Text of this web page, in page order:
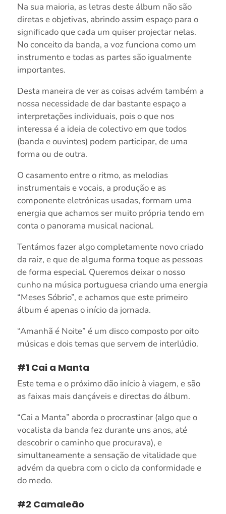
Na sua maioria, as letras deste álbum não são
diretas e objetivas, abrindo assim espaço para o
significado que cada um quiser projectar nelas.
No conceito da banda, a voz funciona como um
instrumento e todas as partes são igualmente
importantes.
Desta maneira de ver as coisas advém também a
nossa necessidade de dar bastante espaço a
interpretações individuais, pois o que nos
interessa é a ideia de colectivo em que todos
(banda e ouvintes) podem participar, de uma
forma ou de outra.
O casamento entre o ritmo, as melodias
instrumentais e vocais, a produção e as
componente eletrónicas usadas, formam uma
energia que achamos ser muito própria tendo em
conta o panorama musical nacional.
Tentámos fazer algo completamente novo criado
da raiz, e que de alguma forma toque as pessoas
de forma especial. Queremos deixar o nosso
cunho na música portuguesa criando uma energia
“Meses Sóbrio”, e achamos que este primeiro
álbum é apenas o início da jornada.
“Amanhã é Noite” é um disco composto por oito
músicas e dois temas que servem de interlúdio.
#1 Cai a Manta
Este tema e o próximo dão início à viagem, e são
as faixas mais dançáveis e directas do álbum.
“Cai a Manta” aborda o procrastinar (algo que o
vocalista da banda fez durante uns anos, até
descobrir o caminho que procurava), e
simultaneamente a sensação de vitalidade que
advém da quebra com o ciclo da conformidade e
do medo.
#2 Camaleão